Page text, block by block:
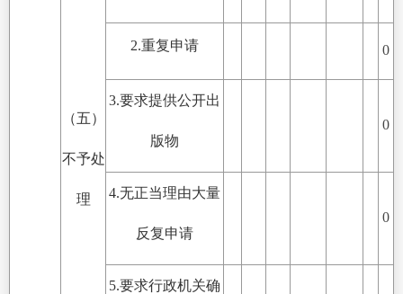
（五）
不予处
理
2.重复申请 0
3.要求提供公开出
版物
0
4.无正当理由大量
反复申请
0
5.要求行政机关确